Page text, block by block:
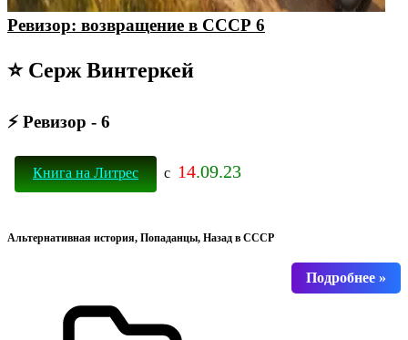
Ревизор: возвращение в СССР 6
⭐ Серж Винтеркей
⚡ Ревизор - 6
Книга на Литрес с 14.09.23
Альтернативная история, Попаданцы, Назад в СССР